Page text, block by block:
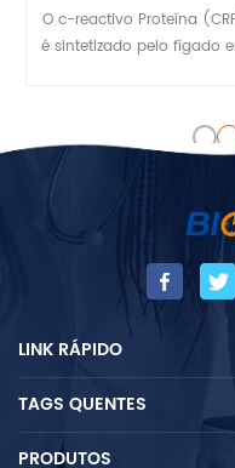
O c-reactivo Proteína
é sintetizado pelo fígado
dos clássicos fase
Reagentes. É usado
marcador de inflamação e
cardiovascular doenças
VD). Biotime Teste de
inclui HS-CRP e parâmetros
normais de teste de CRP
possuem um teste mais
amplo variação.
LINK RÁPIDO
TAGS QUENTES
PRODUTOS